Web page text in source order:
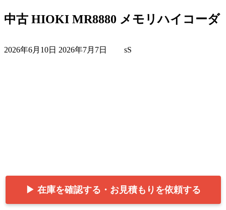
中古 HIOKI MR8880 メモリハイコーダ
2026年6月10日 終
2026年7月7日 sS
▶ 在庫を確認する・お見積もりを依頼する